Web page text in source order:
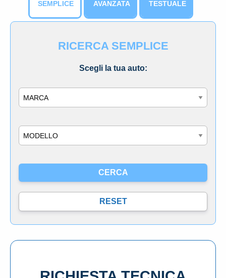
SEMPLICE
AVANZATA
TESTUALE
RICERCA SEMPLICE
Scegli la tua auto: